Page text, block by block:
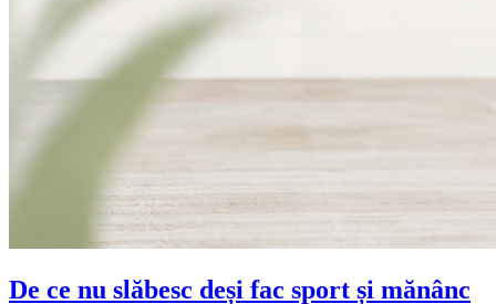
De ce nu slăbesc deși fac sport și mănânc